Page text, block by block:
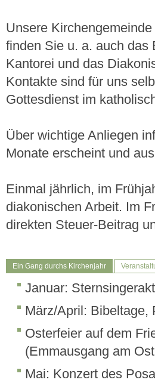
Unsere
finden Sie u. a. auch das
Kantorei und das
Kontakte sind für uns
Gottesdienst im
Über wichtige Anliegen
Monate erscheint und
Einmal jährlich, im
diakonischen Arbeit. Im
direkten Steuer-Beitrag
Ein Gang durchs Kirchenjahr
Januar:
März/April: Bibeltage,
Osterfeier auf dem
(Emmausgang am
Mai: Konzert des